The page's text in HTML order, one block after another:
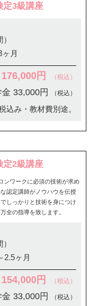
定3級講座
月
176,000円 （税込）
金 33,000円 （税込）
込み・教材費別途。
定2級講座
ンワークに必須の技術が求め
認定講師がノウハウを伝授
しっかりと技術を身につけ
全の指導を致します。
2.5ヶ月
154,000円 （税込）
金 33,000円 （税込）